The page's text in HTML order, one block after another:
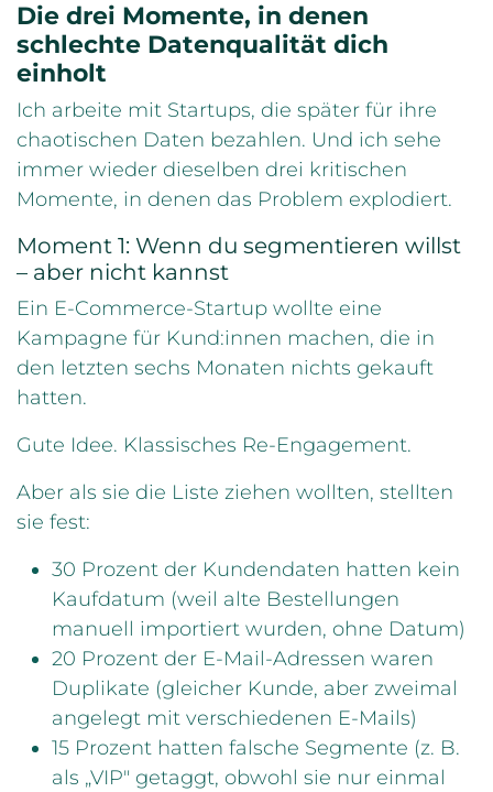
Die drei Momente, in denen
schlechte Datenqualität dich
einholt
Ich arbeite mit Startups, die später für ihre
chaotischen Daten bezahlen. Und ich sehe
immer wieder dieselben drei kritischen
Momente, in denen das Problem explodiert.
Moment 1: Wenn du segmentieren willst
– aber nicht kannst
Ein E-Commerce-Startup wollte eine
Kampagne für Kund:innen machen, die in
den letzten sechs Monaten nichts gekauft
hatten.
Gute Idee. Klassisches Re-Engagement.
Aber als sie die Liste ziehen wollten, stellten
sie fest:
30 Prozent der Kundendaten hatten kein
Kaufdatum (weil alte Bestellungen
manuell importiert wurden, ohne Datum)
20 Prozent der E-Mail-Adressen waren
Duplikate (gleicher Kunde, aber zweimal
angelegt mit verschiedenen E-Mails)
15 Prozent hatten falsche Segmente (z. B.
als „VIP" getaggt, obwohl sie nur einmal